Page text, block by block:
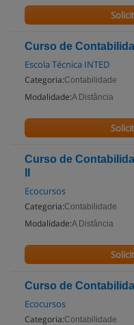
Curso de
Escola Técnica INTED
Categoria:Contabilidade
Modalidade:A Distância
Curso de
Ecocursos
Categoria:Contabilidade
Modalidade:A Distância
Curso de
Ecocursos
Categoria:Contabilidade